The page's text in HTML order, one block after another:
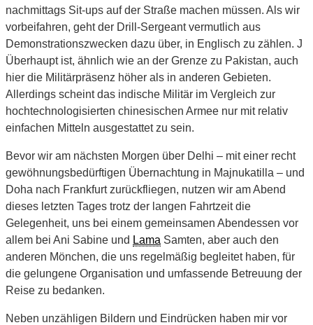
nachmittags Sit-ups auf der Straße machen müssen. Als wir
vorbeifahren, geht der Drill-Sergeant vermutlich aus
Demonstrationszwecken dazu über, in Englisch zu zählen. J
Überhaupt ist, ähnlich wie an der Grenze zu Pakistan, auch
hier die Militärpräsenz höher als in anderen Gebieten.
Allerdings scheint das indische Militär im Vergleich zur
hochtechnologisierten chinesischen Armee nur mit relativ
einfachen Mitteln ausgestattet zu sein.
Bevor wir am nächsten Morgen über Delhi – mit einer recht
gewöhnungsbedürftigen Übernachtung in Majnukatilla – und
Doha nach Frankfurt zurückfliegen, nutzen wir am Abend
dieses letzten Tages trotz der langen Fahrtzeit die
Gelegenheit, uns bei einem gemeinsamen Abendessen vor
allem bei Ani Sabine und Lama Samten, aber auch den
anderen Mönchen, die uns regelmäßig begleitet haben, für
die gelungene Organisation und umfassende Betreuung der
Reise zu bedanken.
Neben unzähligen Bildern und Eindrücken haben mir vor